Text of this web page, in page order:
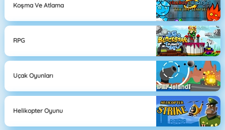
Koşma Ve Atlama
RPG
Uçak Oyunları
Helikopter Oyunu